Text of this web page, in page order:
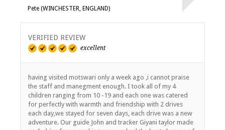
Pete (WINCHESTER, ENGLAND)
VERIFIED REVIEW
excellent
having visited motswari only a week ago ,i cannot praise
the staff and manegment enough. I took all of my 4
children ranging from 10 -19 and each one was catered
for perfectly with warmth and friendship with 2 drives
each day,we stayed for seven days, each drive was a new
adventure. Our guide John and tracker Giyani taylor made